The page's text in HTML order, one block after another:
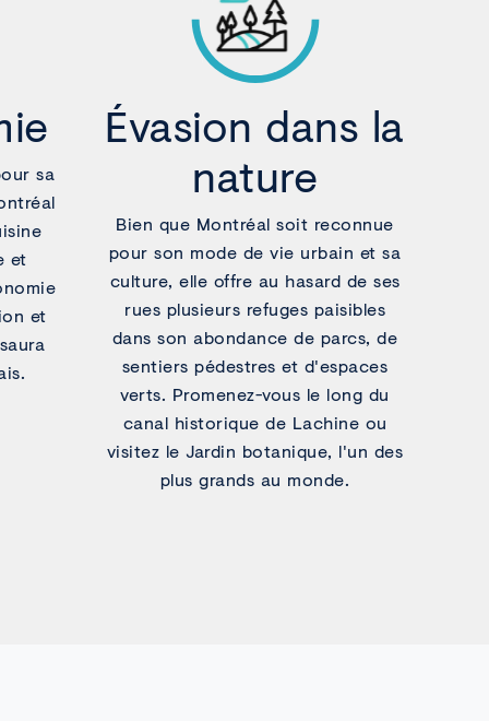
sa
et
et
Évasion dans la
nature
Bien que Montréal soit reconnue
pour son mode de vie urbain et sa
culture, elle offre au hasard de ses
rues plusieurs refuges paisibles
dans son abondance de parcs, de
sentiers pédestres et d'espaces
verts. Promenez-vous le long du
canal historique de Lachine ou
visitez le Jardin botanique, l'un des
plus grands au monde.